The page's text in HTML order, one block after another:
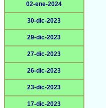
02-ene-2024
30-dic-2023
29-dic-2023
27-dic-2023
26-dic-2023
23-dic-2023
17-dic-2023